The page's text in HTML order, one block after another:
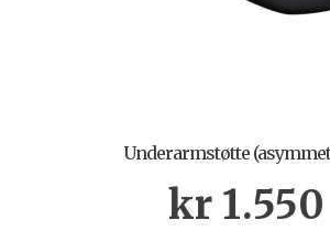
Underarmstøtte
kr 1.550